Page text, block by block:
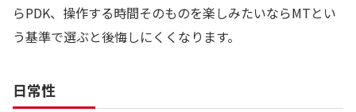
らPDK、操作する時間そのものを楽しみたいならMTとい
う基準で選ぶと後悔しにくくなります。
日常性